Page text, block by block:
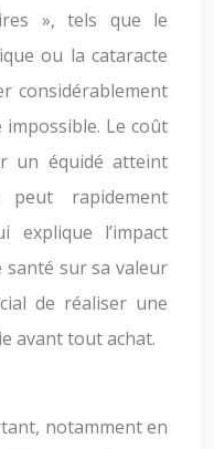
», tels que le
ou la cataracte
considérablement
Le coût
un équidé atteint
peut rapidement
explique l’impact
santé sur sa valeur
de réaliser une
avant tout achat.
notamment en